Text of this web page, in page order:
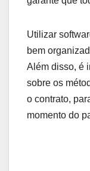
comissão
A facilidade
monitorar o